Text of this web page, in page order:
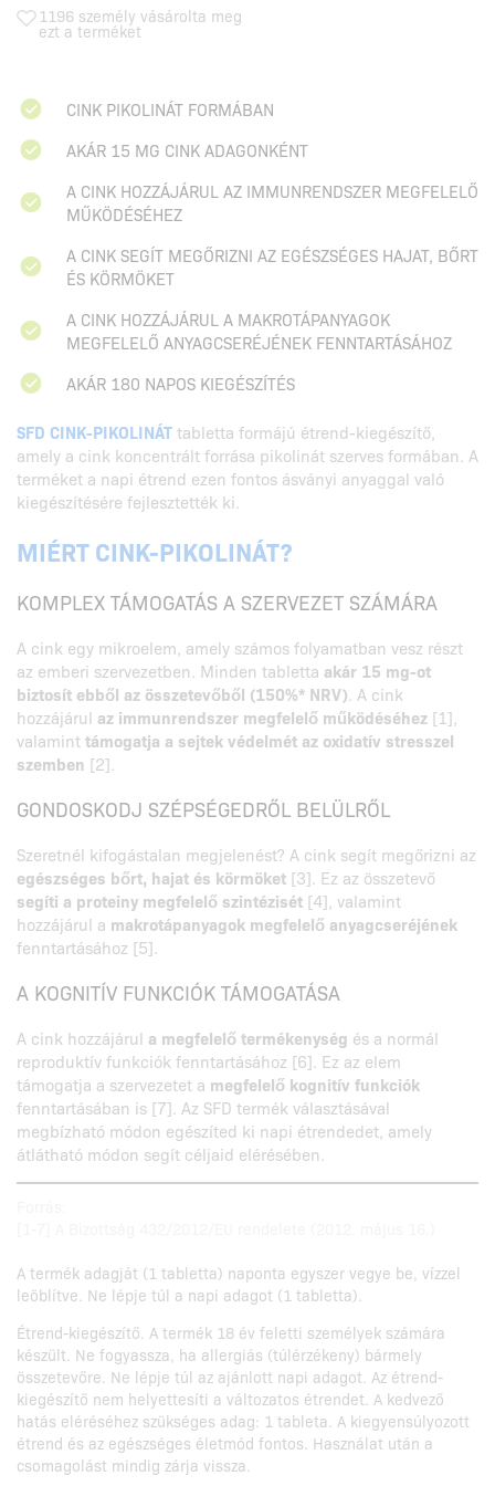
1196 személy vásárolta meg
ezt a terméket
CINK PIKOLINÁT FORMÁBAN
AKÁR 15 MG CINK ADAGONKÉNT
A CINK HOZZÁJÁRUL AZ IMMUNRENDSZER MEGFELELŐ
MŰKÖDÉSÉHEZ
A CINK SEGÍT MEGŐRIZNI AZ EGÉSZSÉGES HAJAT, BŐRT
ÉS KÖRMÖKET
A CINK HOZZÁJÁRUL A MAKROTÁPANYAGOK
MEGFELELŐ ANYAGCSERÉJÉNEK FENNTARTÁSÁHOZ
AKÁR 180 NAPOS KIEGÉSZÍTÉS
SFD CINK-PIKOLINÁTtabletta formájú étrend-kiegészítő,
amely a cink koncentrált forrása pikolinát szerves formában. A
terméket a napi étrend ezen fontos ásványi anyaggal való
kiegészítésére fejlesztették ki.
MIÉRT CINK-PIKOLINÁT?
KOMPLEX TÁMOGATÁS A SZERVEZET SZÁMÁRA
A cink egy mikroelem, amely számos folyamatban vesz részt
az emberi szervezetben. Minden tabletta akár 15 mg-ot
biztosít ebből az összetevőből (150%* NRV). A cink
hozzájárul az immunrendszer megfelelő működéséhez [1],
valaminttámogatja a sejtek védelmét az oxidatív stresszel
szemben [2].
GONDOSKODJ SZÉPSÉGEDRŐL BELÜLRŐL
Szeretnél kifogástalan megjelenést? A cink segít megőrizni az
egészséges bőrt, hajat és körmöket [3]. Ez az összetevő
segíti a proteiny megfelelő szintézisét [4], valamint
hozzájárul a makrotápanyagok megfelelő anyagcseréjének
fenntartásához [5].
A KOGNITÍV FUNKCIÓK TÁMOGATÁSA
A cink hozzájárul a megfelelő termékenység és a normál
reproduktív funkciók fenntartásához [6]. Ez az elem
támogatja a szervezetet a megfelelő kognitív funkciók
fenntartásában is [7]. Az SFD termék választásával
megbízható módon egészíted ki napi étrendedet, amely
átlátható módon segít céljaid elérésében.
A termék adagját (1 tabletta) naponta egyszer vegye be, vízzel
leöblítve. Ne lépje túl a napi adagot (1 tabletta).
Étrend-kiegészítő. A termék 18 év feletti személyek számára
készült. Ne fogyassza, ha allergiás (túlérzékeny) bármely
összetevőre. Ne lépje túl az ajánlott napi adagot. Az étrend-
kiegészítő nem helyettesíti a változatos étrendet. A kedvező
hatás eléréséhez szükséges adag: 1 tableta. A kiegyensúlyozott
étrend és az egészséges életmód fontos. Használat után a
csomagolást mindig zárja vissza.